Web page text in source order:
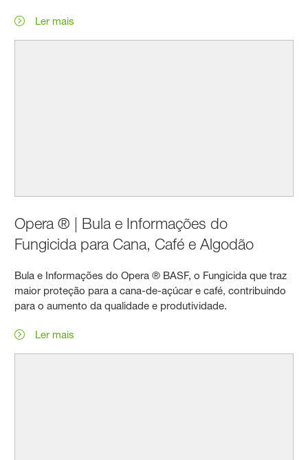
Ler mais
Opera ® | Bula e Informações do
Fungicida para Cana, Café e Algodão
Bula e Informações do Opera ® BASF, o Fungicida que traz
maior proteção para a cana-de-açúcar e café, contribuindo
para o aumento da qualidade e produtividade.
Ler mais